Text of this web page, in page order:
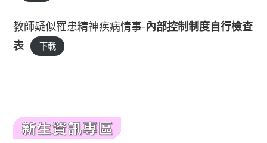
教師疑似罹患精神疾病情事-內部控制制度自行檢查
表
下載